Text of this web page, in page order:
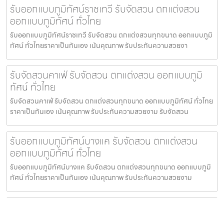
รับออกแบบภูมิทัศน์ราชเทวี รับจัดสวน ตกแต่งสวน
ออกแบบภูมิทัศน์ ทั่วไทย
รับออกแบบภูมิทัศน์ราชเทวี รับจัดสวน ตกแต่งสวนทุกขนาด ออกแบบภูมิ
ทัศน์ ทั่วไทยราคาเป็นกันเอง เน้นคุณภาพ รับประกันความสวยงา
รับจัดสวนคาเฟ่ รับจัดสวน ตกแต่งสวน ออกแบบภูมิ
ทัศน์ ทั่วไทย
รับจัดสวนคาเฟ่ รับจัดสวน ตกแต่งสวนทุกขนาด ออกแบบภูมิทัศน์ ทั่วไทย
ราคาเป็นกันเอง เน้นคุณภาพ รับประกันความสวยงาม รับจัดสวน
รับออกแบบภูมิทัศน์บางแค รับจัดสวน ตกแต่งสวน
ออกแบบภูมิทัศน์ ทั่วไทย
รับออกแบบภูมิทัศน์บางแค รับจัดสวน ตกแต่งสวนทุกขนาด ออกแบบภูมิ
ทัศน์ ทั่วไทยราคาเป็นกันเอง เน้นคุณภาพ รับประกันความสวยงาม